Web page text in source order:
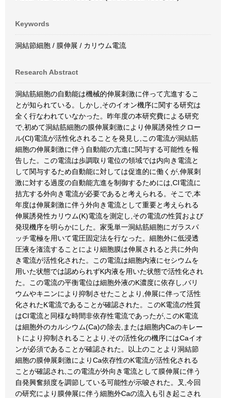
Keywords
洞結節細胞 / 膜伸展 / カリウム電流
Research Abstract
洞結筋細胞の自動能は機械的伸展刺激に伴って亢進するこ
とが知られている。しかし,そのイオン機序に関する研究は
全く行なわれていなかった。昨年度の本研究費による研究
で,初めて洞結筋細胞の膜伸展刺激により伸展誘発性クロー
ル(Cl)電流が活性化されることを発見し,この電流が洞結筋
細胞の伸展刺激に伴う自動能の亢進に関与する可能性を報
告した。この電流は歩調取り電位の領域では内向き電流と
して関与するため自動能に対しては促進的に働くが,伸展刺
激に対する過度の自動能亢進を制御するためには,CI電流に
拮亢する外向き電流が必要であると考えられる。そこで,本
年度は伸展刺激に伴う外向き電流として重要と考えられる
伸展誘発性カリウム(K)電流を測定し,その電流の性質および
発現機序を明らかにした。家兎単一洞結筋細胞にガラスパ
ッチ電極を用いて電圧固定法を行なった。細胞外に低浸透
圧液を潅流することにより細胞膜は伸展されると共に外向
き電流が活性化された。この電流は細胞内液にセシウムを
用いた状態では認められずK内液を用いた状態で活性化され
た。この電流の平衡電位は細胞外液のK濃度に依存し,バリ
ウムやキニンにより抑制させたことより,伸展に伴って活性
化されたK電流であることが確認された。このK電流の性質
はCI電流と同様な時間非依存性電流であったが,このK電流
は細胞外のカルシウム(Ca)の除去,または細胞内Caのキレー
トにより抑制されることより,その活性化の機序にはCaイオ
ンが必須であることが確認された。以上のことより洞結節
細胞の膜伸展刺激によりCa依存性のK電流が活性化される
ことが確認され,この電流が外向き電流として膜伸展に伴う
自発興奮頻度を調節している可能性が示唆された。叉,今回
の研究により膜伸展に伴う細胞外Caの流入も引き起こされ